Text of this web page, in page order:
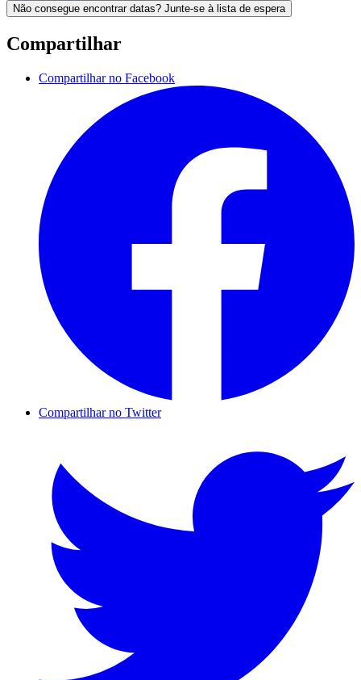
Não consegue encontrar datas? Junte-se à lista de espera
Compartilhar
Compartilhar no Facebook
Compartilhar no Twitter